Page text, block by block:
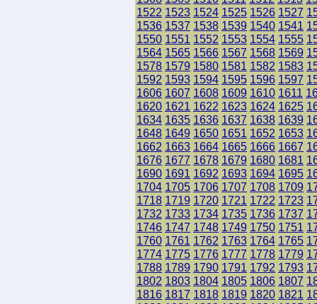
1522 1523 1524 1525 1526 1527
1536 1537 1538 1539 1540 1541
1550 1551 1552 1553 1554 1555
1564 1565 1566 1567 1568 1569
1578 1579 1580 1581 1582 1583
1592 1593 1594 1595 1596 1597
1606 1607 1608 1609 1610 1611
1620 1621 1622 1623 1624 1625
1634 1635 1636 1637 1638 1639
1648 1649 1650 1651 1652 1653
1662 1663 1664 1665 1666 1667
1676 1677 1678 1679 1680 1681
1690 1691 1692 1693 1694 1695
1704 1705 1706 1707 1708 1709
1718 1719 1720 1721 1722 1723
1732 1733 1734 1735 1736 1737
1746 1747 1748 1749 1750 1751
1760 1761 1762 1763 1764 1765
1774 1775 1776 1777 1778 1779
1788 1789 1790 1791 1792 1793
1802 1803 1804 1805 1806 1807
1816 1817 1818 1819 1820 1821